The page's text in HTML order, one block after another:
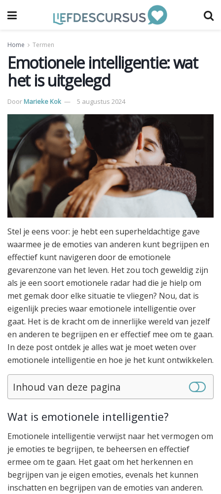
Home Termen
Emotionele intelligentie: wat
het is uitgelegd
DoorMarieke Kok 5 augustus 2024
Stel je eens voor: je hebt een superheldachtige gave
waarmee je de emoties van anderen kunt begrijpen en
effectief kunt navigeren door de emotionele
gevarenzone van het leven. Het zou toch geweldig zijn
als je een soort emotionele radar had die je hielp om
met gemak door elke situatie te vliegen? Nou, dat is
eigenlijk precies waar emotionele intelligentie over
gaat. Het is de kracht om de innerlijke wereld van jezelf
en anderen te begrijpen en er effectief mee om te gaan.
In deze post ontdek je alles wat je moet weten over
emotionele intelligentie en hoe je het kunt ontwikkelen.
Inhoud van deze pagina
Wat is emotionele intelligentie?
Emotionele intelligentie verwijst naar het vermogen om
je emoties te begrijpen, te beheersen en effectief
ermee om te gaan. Het gaat om het herkennen en
begrijpen van je eigen emoties, evenals het kunnen
inschatten en begrijpen van de emoties van anderen.